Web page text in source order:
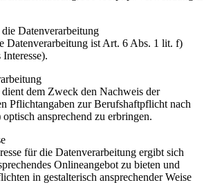
Datenverarbeitung
Datenverarbeitung ist Art. 6 Abs. 1 lit. f)
dem Zweck den Nachweis der
Pflichtangaben zur Berufshaftpflicht nach
ansprechend zu erbringen.
für die Datenverarbeitung ergibt sich
Onlineangebot zu bieten und
in gestalterisch ansprechender Weise